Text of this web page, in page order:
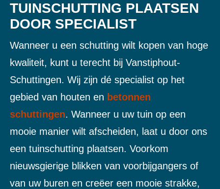
TUINSCHUTTING PLAATSEN
DOOR SPECIALIST
Wanneer u een schutting wilt kopen van hoge
kwaliteit, kunt u terecht bij Vanstiphout-
Schuttingen. Wij zijn dé specialist op het
gebied van houten en betonnen
schuttingen. Wanneer u uw tuin op een
mooie manier wilt afscheiden, laat u door ons
een tuinschutting plaatsen. Voorkom
nieuwsgierige blikken van voorbijgangers of
van uw buren en creëer een mooie strakke,